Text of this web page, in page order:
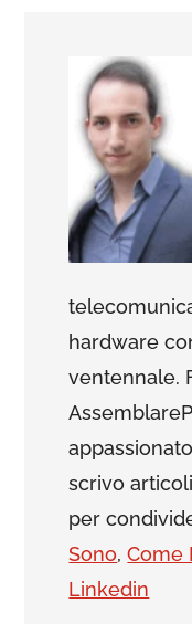
hardware
ventennale.
scrivo
per
Sono,Come
Linkedin